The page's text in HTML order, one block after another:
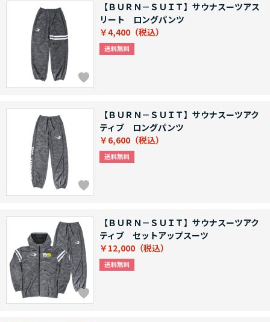
【ＢＵＲＮ－ＳＵＩＴ】サウナスーツアス
リート ロングパンツ
￥4,400
【ＢＵＲＮ－ＳＵＩＴ】サウナスーツアク
ティブ ロングパンツ
￥6,600
【ＢＵＲＮ－ＳＵＩＴ】サウナスーツアク
ティブ セットアップスーツ
￥12,000